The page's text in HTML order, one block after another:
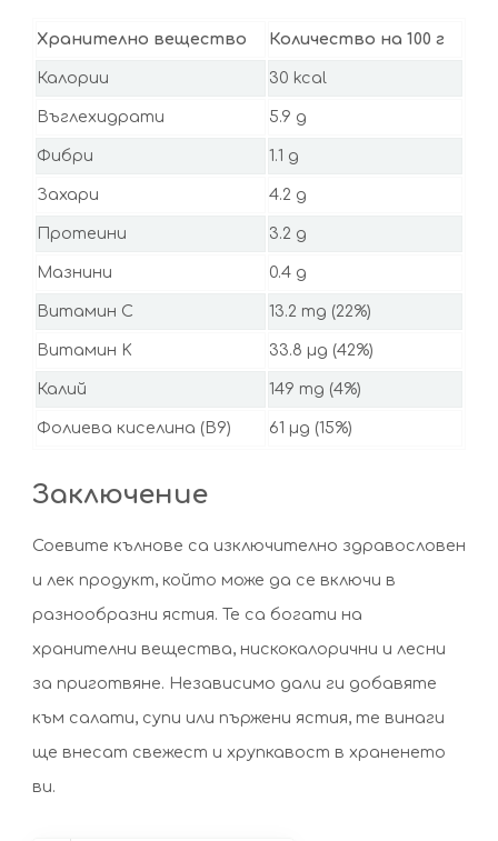
Хранително вещество Количество на 100 г
Калории 30 kcal
Въглехидрати 5.9 g
Фибри 1.1 g
Захари 4.2 g
Протеини 3.2 g
Мазнини 0.4 g
Витамин C 13.2 mg (22%)
Витамин K 33.8 µg (42%)
Калий 149 mg (4%)
Фолиева киселина (B9) 61 µg (15%)
Заключение
Соевите кълнове са изключително здравословен
и лек продукт, който може да се включи в
разнообразни ястия. Те са богати на
хранителни вещества, нискокалорични и лесни
за приготвяне. Независимо дали ги добавяте
към салати, супи или пържени ястия, те винаги
ще внесат свежест и хрупкавост в храненето
ви.